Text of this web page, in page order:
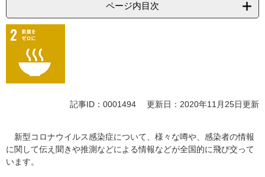
ページ内目次
記事ID：0001494 更新日：2020年11月25日更新
新型コロナウイルス感染症について、様々な噂や、感染者の情報
に関して伝え聞きや推測などによる情報などが全国的に飛び交って
います。